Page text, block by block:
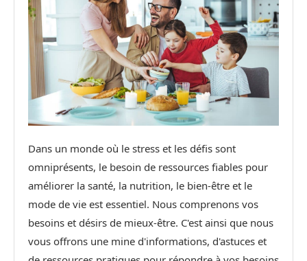
Dans un monde où le stress et les défis sont
omniprésents, le besoin de ressources fiables pour
améliorer la santé, la nutrition, le bien-être et le
mode de vie est essentiel. Nous comprenons vos
besoins et désirs de mieux-être. C'est ainsi que nous
vous offrons une mine d'informations, d'astuces et